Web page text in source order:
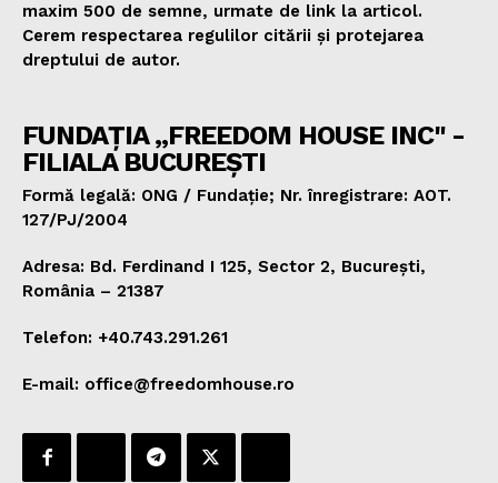
maxim 500 de semne, urmate de link la articol.
Cerem respectarea regulilor citării și protejarea
dreptului de autor.
FUNDAȚIA „FREEDOM HOUSE INC" -
FILIALA BUCUREȘTI
Formă legală: ONG / Fundație; Nr. înregistrare: AOT.
127/PJ/2004
Adresa: Bd. Ferdinand I 125, Sector 2, București,
România – 21387
Telefon: +40.743.291.261
E-mail: office@freedomhouse.ro